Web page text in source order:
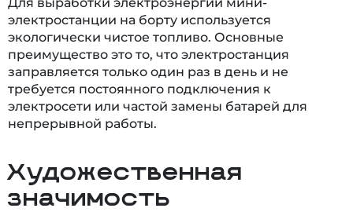
электростанции на борту используется
экологически чистое топливо. Основные
преимущество это то, что электростанция
заправляется только один раз в день и не
требуется постоянного подключения к
электросети или частой замены батарей для
непрерывной работы.
Художественная
значимость